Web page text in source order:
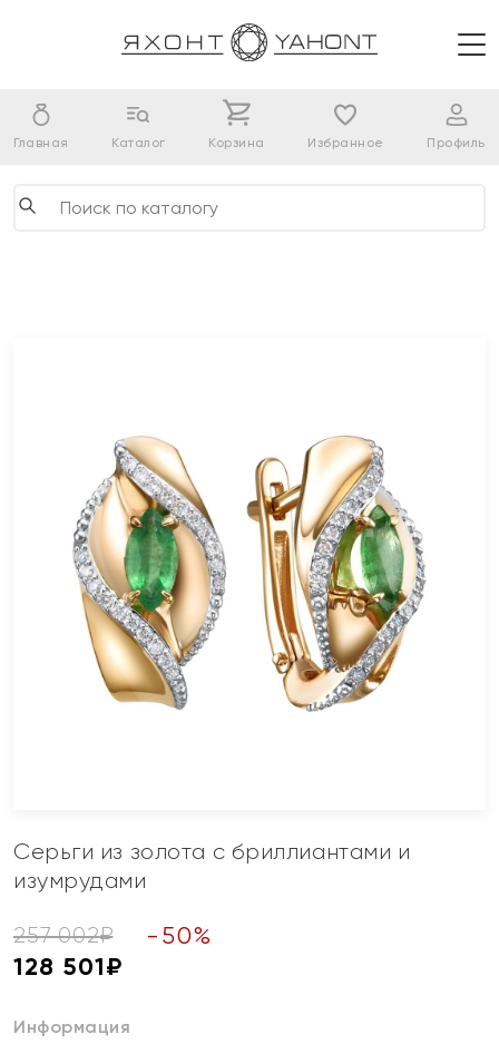
Главная Каталог Корзина Избранное Профиль
Серьги из золота с бриллиантами и
изумрудами
257 002₽ - 50%
128 501₽
Информация